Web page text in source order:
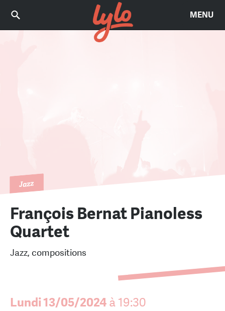
MENU
Jazz
François Bernat Pianoless
Quartet
Jazz, compositions
Lundi 13/05/2024 à 19:30